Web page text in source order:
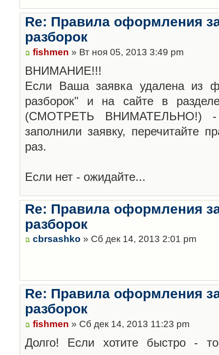
Re: Правила оформления
разборок
fishmen » Вт ноя 05, 2013 3:49 pm
ВНИМАНИЕ!!!
Если Ваша заявка удалена из
разборок" и на сайте в
(СМОТРЕТЬ ВНИМАТЕЛЬНО!)
заполнили заявку, перечитайте
раз.
Если нет - ожидайте...
Re: Правила оформления
разборок
cbrsashko » Сб дек 14, 2013 2:01 pm
Re: Правила оформления
разборок
fishmen » Сб дек 14, 2013 11:23 pm
Долго! Если хотите быстро -